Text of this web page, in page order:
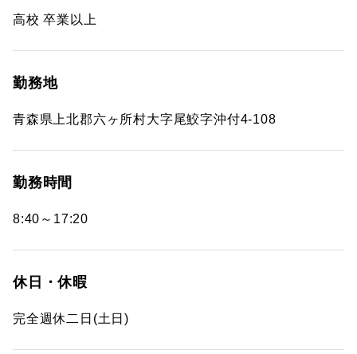
高校 卒業以上
勤務地
青森県上北郡六ヶ所村大字尾鮫字沖付4-108
勤務時間
8:40～17:20
休日・休暇
完全週休二日(土日)